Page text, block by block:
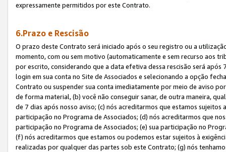
expressamente permitidos por este Contrato.
6.Prazo e Rescisão
O prazo deste Contrato será iniciado após o seu registro ou a
momento, com ou sem motivo (automaticamente e sem recurso aos
por escrito, considerando que a data efetiva dessa rescisão será
login em sua conta no Site de Associados e selecionando a opção
Contrato ou suspender sua conta imediatamente por meio de aviso
de forma material, (b) você não conseguir sanar, de outra maneira,
de 7 dias após nosso aviso; (c) nós acreditarmos que estamos
participação no Programa de Associados; (d) nós acreditarmos que
participação no Programa de Associados; (e) sua participação no
(f) nós acreditarmos que estamos ou podemos estar sujeitos à
realizadas por qualquer das partes sob este Contrato; (g) nós